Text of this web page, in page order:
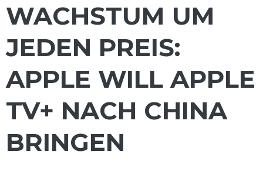
WACHSTUM UM
JEDEN PREIS:
APPLE WILL APPLE
TV+ NACH CHINA
BRINGEN